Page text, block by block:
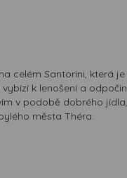
celém Santorini, která
k lenošení a
v podobě dobrého
města Théra.